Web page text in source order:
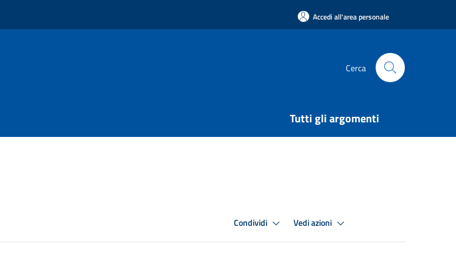
Accedi all'area personale
Cerca
Tutti gli argomenti
Condividi Vedi azioni